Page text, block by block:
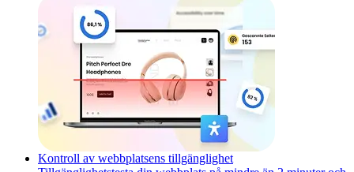
Kontroll av webbplatsens tillgänglighet